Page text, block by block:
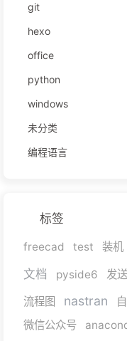
git
hexo
office
python
windows
未分类
编程语言
标签
freecad test 装机
文档 pyside6 发
流程图 nastran
微信公众号